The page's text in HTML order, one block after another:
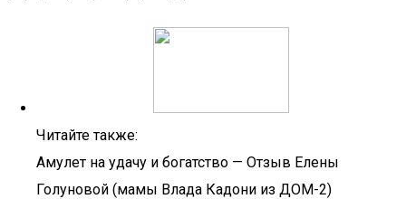
Читайте также:
Амулет на удачу и богатство — Отзыв Елены
Голуновой (мамы Влада Кадони из ДОМ-2)